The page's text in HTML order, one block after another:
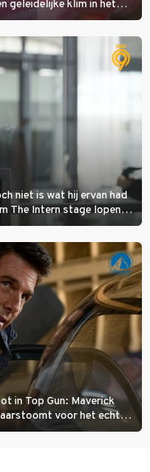
geleidelijke klim in het
hindernis, dat is de
worden.
niet is wat hij ervan had
The Intern stage lopen
gouden zet blijkt te zijn.
in Top Gun: Maverick
voor het echte